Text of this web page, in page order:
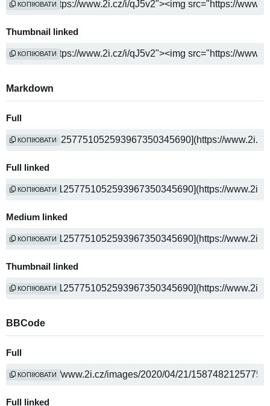
КОПІЮВАТИ
Thumbnail linked
КОПІЮВАТИ
Markdown
Full
КОПІЮВАТИ
Full linked
КОПІЮВАТИ
Medium linked
КОПІЮВАТИ
Thumbnail linked
КОПІЮВАТИ
BBCode
Full
КОПІЮВАТИ
Full linked